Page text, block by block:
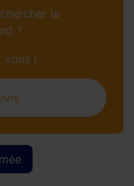
la
?
vous !